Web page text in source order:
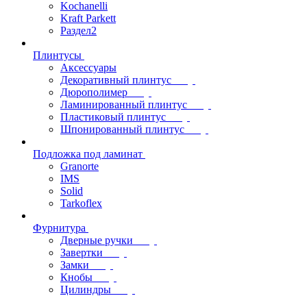
Kochanelli
Kraft Parkett
Раздел2
Плинтусы
Аксессуары
Декоративный плинтус
Дюрополимер
Ламинированный плинтус
Пластиковый плинтус
Шпонированный плинтус
Подложка под ламинат
Granorte
IMS
Solid
Tarkoflex
Фурнитура
Дверные ручки
Завертки
Замки
Кнобы
Цилиндры